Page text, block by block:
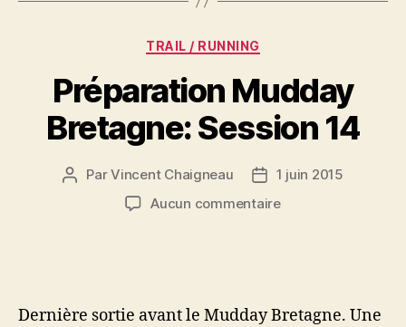
Catégories
TRAIL / RUNNING
Préparation Mudday
Bretagne: Session 14
Auteur
ParVincent Chaigneau
Date
de
1 juin 2015
Aucun commentairesur
Dernière sortie avant le Mudday Bretagne. Une